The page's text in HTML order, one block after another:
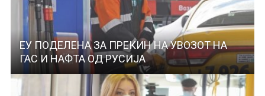
ЕУ ПОДЕЛЕНА ЗА ПРЕКИН НА УВОЗОТ НА
ГАС И НАФТА ОД РУСИЈА